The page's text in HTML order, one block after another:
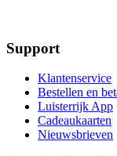
Support
Klantenservice
Bestellen en
Luisterrijk App
Cadeaukaarten
Nieuwsbrieven